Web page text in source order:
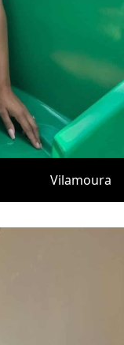
Vilamoura